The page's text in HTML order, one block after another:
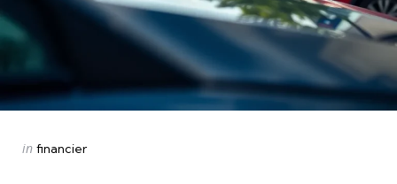
Categories
Posted
in financier